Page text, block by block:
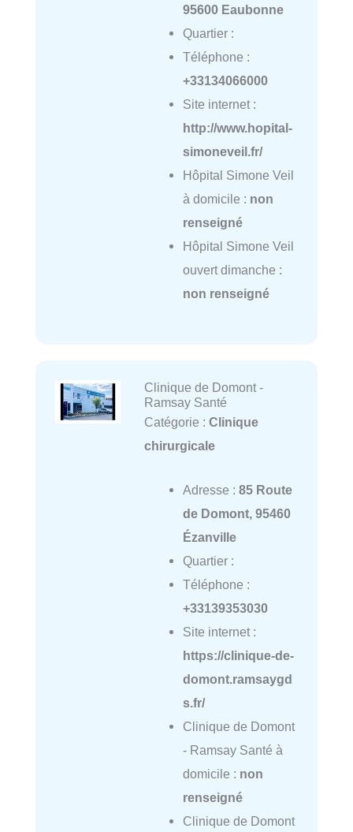
95600 Eaubonne
Quartier :
Téléphone :
+33134066000
Site internet :
http://www.hopital-
simoneveil.fr/
Hôpital Simone Veil
à domicile : non
renseigné
Hôpital Simone Veil
ouvert dimanche :
non renseigné
Clinique de Domont -
Ramsay Santé
Catégorie : Clinique
chirurgicale
Adresse : 85 Route
de Domont, 95460
Ézanville
Quartier :
Téléphone :
+33139353030
Site internet :
https://clinique-de-
domont.ramsaygd
s.fr/
Clinique de Domont
- Ramsay Santé à
domicile : non
renseigné
Clinique de Domont